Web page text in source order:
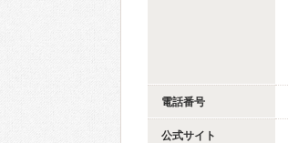
電話番号
公式サイト